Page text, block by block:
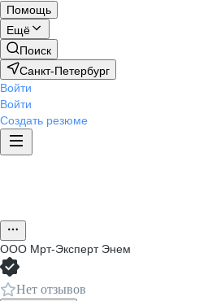
Помощь
Ещё
Поиск
Санкт-Петербург
Войти
Войти
Создать резюме
ООО Мрт-Эксперт Энем
Нет отзывов